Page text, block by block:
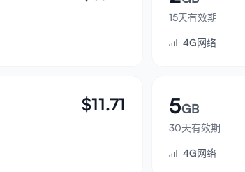
15天有效期
4G网络
$11.71 5GB
30天有效期
4G网络